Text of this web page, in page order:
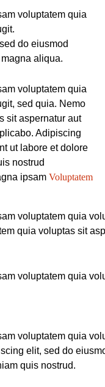
voluptatem quia
do eiusmod
aliqua.
voluptatem quia
sed quia. Nemo
sit aspernatur aut
Adipiscing
ut labore et dolore
nostrud
ipsam Voluptatem
voluptatem quia
quia voluptas sit
voluptatem quia
voluptatem quia
elit, sed do
quis nostrud.